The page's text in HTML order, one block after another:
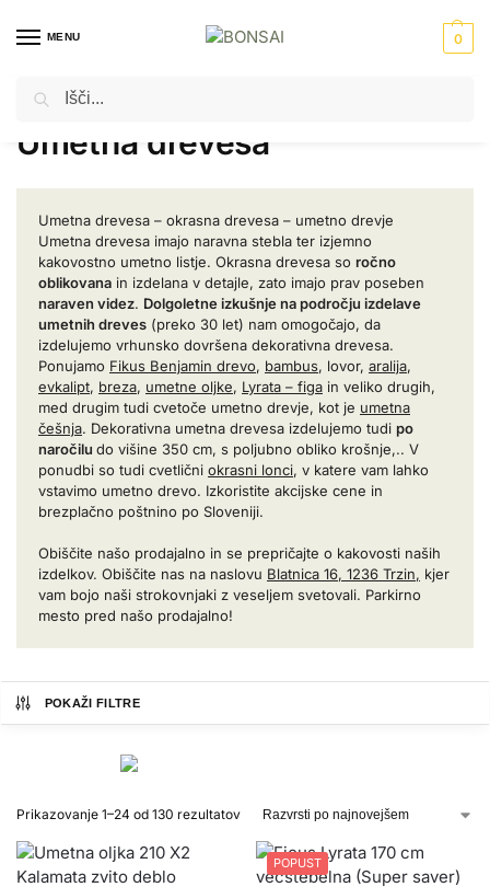
MENU 0
Domov / Umetne rastline
Umetna drevesa
Umetna drevesa – okrasna drevesa – umetno drevje
Umetna drevesa imajo naravna stebla ter izjemno
kakovostno umetno listje. Okrasna drevesa so ročno
oblikovana in izdelana v detajle, zato imajo prav poseben
naraven videz. Dolgoletne izkušnje na področju izdelave
umetnih dreves (preko 30 let) nam omogočajo, da
izdelujemo vrhunsko dovršena dekorativna drevesa.
Ponujamo Fikus Benjamin drevo, bambus, lovor, aralija,
evkalipt, breza, umetne oljke, Lyrata – figa in veliko drugih,
med drugim tudi cvetoče umetno drevje, kot je umetna
češnja. Dekorativna umetna drevesa izdelujemo tudi po
naročilu do višine 350 cm, s poljubno obliko krošnje,.. V
ponudbi so tudi cvetlični okrasni lonci, v katere vam lahko
vstavimo umetno drevo. Izkoristite akcijske cene in
brezplačno poštnino po Sloveniji.
Obiščite našo prodajalno in se prepričajte o kakovosti naših
izdelkov. Obiščite nas na naslovu Blatnica 16, 1236 Trzin, kjer
vam bojo naši strokovnjaki z veseljem svetovali. Parkirno
mesto pred našo prodajalno!
POKAŽI FILTRE
Prikazovanje 1–24 od 130 rezultatov
POPUST